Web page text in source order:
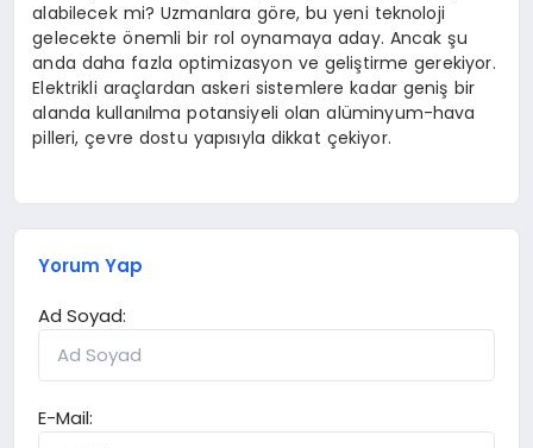
alabilecek mi? Uzmanlara göre, bu yeni teknoloji
gelecekte önemli bir rol oynamaya aday. Ancak şu
anda daha fazla optimizasyon ve geliştirme gerekiyor.
Elektrikli araçlardan askeri sistemlere kadar geniş bir
alanda kullanılma potansiyeli olan alüminyum-hava
pilleri, çevre dostu yapısıyla dikkat çekiyor.
Yorum Yap
Ad Soyad:
E-Mail: